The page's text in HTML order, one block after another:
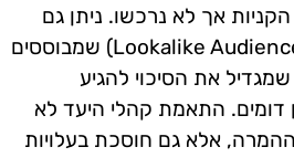
אך לא נרכשו. ניתן גם
ליצור קהלים דומים (Lookalike Audiences) שמבוססים
את הסיכוי להגיע
דומים. התאמת קהלי היעד לא
אלא גם חוסכת בעלויות